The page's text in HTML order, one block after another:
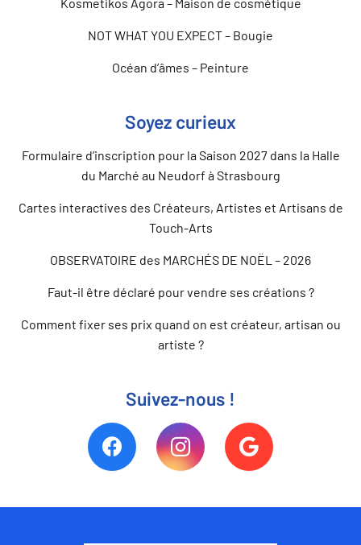
NOT WHAT YOU EXPECT – Bougie
Océan d’âmes – Peinture
Soyez curieux
Formulaire d’inscription pour la Saison 2027 dans la Halle
du Marché au Neudorf à Strasbourg
Cartes interactives des Créateurs, Artistes et Artisans de
Touch-Arts
OBSERVATOIRE des MARCHÉS DE NOËL – 2026
Faut-il être déclaré pour vendre ses créations ?
Comment fixer ses prix quand on est créateur, artisan ou
artiste ?
Suivez-nous !